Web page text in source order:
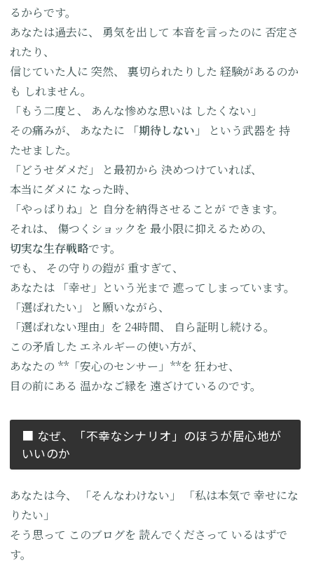
るからです。
あなたは過去に、
勇気を出して 本音を言ったのに 否定さ
れたり、
信じていた人に 突然、 裏切られたりした 経験があるのか
も しれません。
「もう二度と、
あんな惨めな思いは したくない」
その痛みが、
あなたに 「期待しない」 という武器を 持
たせました。
「どうせダメだ」
と最初から 決めつけていれば、
本当にダメに なった時、
「やっぱりね」と 自分を納得させることが できます。
それは、
傷つくショックを 最小限に抑えるための、
切実な生存戦略です。
でも、
その守りの鎧が 重すぎて、
あなたは
「幸せ」という光まで 遮ってしまっています。
「選ばれたい」
と願いながら、
「選ばれない理由」を 24時間、
自ら証明し続ける。
この矛盾した エネルギーの使い方が、
あなたの **「安心のセンサー」**を 狂わせ、
目の前にある 温かなご縁を 遠ざけているのです。
■ なぜ、 「不幸なシナリオ」のほうが居心地が
いいのか
あなたは今、 「そんなわけない」 「私は本気で 幸せにな
りたい」
そう思って このブログを 読んでくださって いるはずで
す。